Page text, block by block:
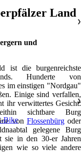
Land
und
ist die burgenreichste
Hunderte von
im einstigen "Nordgau"
Einige sind verfallen,
ihr verwittertes Gesicht:
sichtbare Burg
von Flossenbürgoder
gelegene Burg
sie in den 30-er Jahren
wie so viele andere
❯
❯
Bike